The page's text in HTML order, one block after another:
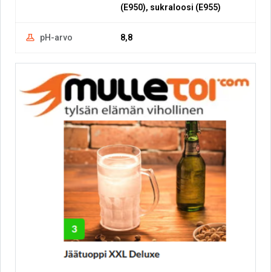
(E950), sukraloosi (E955)
pH-arvo 8,8